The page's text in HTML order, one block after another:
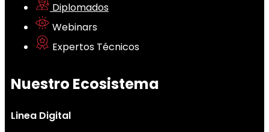
Diplomados
Webinars
Expertos Técnicos
Nuestro Ecosistema
Linea Digital